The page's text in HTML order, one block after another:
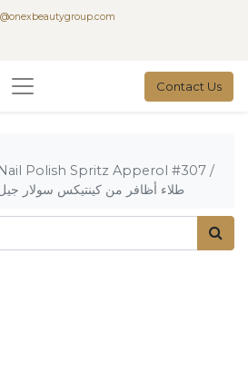
Contact Us
Polish Spritz Apperol #307 /
طلاء أظافر من كينتيكس سولار جيل